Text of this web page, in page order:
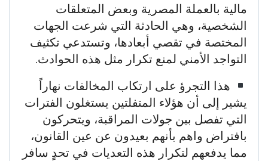
مالية بالعملة المصرية وبعض المتعلقات
الشخصية، وهي الحادثة التي شرعت الجهات
المختصة في تقصي أبعادها، وتستدعي تكثيف
التواجد الأمني لمنع تكرار مثل هذه الحوادث.
هذا التجرؤ على ارتكاب المخالفات نهاراً
يشير إلى أن هؤلاء المتفلتين يستغلون الفترات
التي تفصل بين جولات المراقبة، ويتحركون
بافتراض واهم بأنهم بعيدون عن عين القانون،
مما يدفعهم لتكرار هذه التعديات في تحدٍ سافر